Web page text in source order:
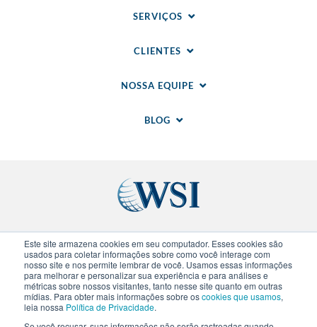
Este site armazena cookies em seu computador. Esses cookies são
usados para coletar informações sobre como você interage com
nosso site e nos permite lembrar de você. Usamos essas informações
para melhorar e personalizar sua experiência e para análises e
métricas sobre nossos visitantes, tanto nesse site quanto em outras
mídias. Para obter mais informações sobre oscookies que usamos,
leia nossa Política de Privacidade.
SERVIÇOS
CLIENTES
NOSSA EQUIPE
BLOG
© 2020-2026WSI. Todos direitos reservados. WSI
ICE e WSI IM são marcas registradas da Research
and Management Corp (RAM).Politica de
Sites regionais